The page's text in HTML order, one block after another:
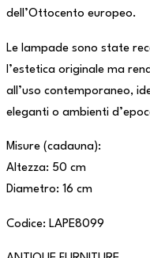
dell’Ottocento europeo.
Le lampade sono state
l’estetica originale ma
all’uso contemporaneo,
eleganti o ambienti
Misure (cadauna):
Altezza: 50 cm
Diametro: 16 cm
Codice: LAPE8099